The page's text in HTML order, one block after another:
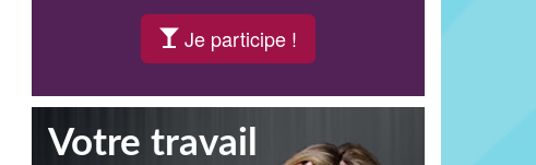
Je participe !
Votre travail